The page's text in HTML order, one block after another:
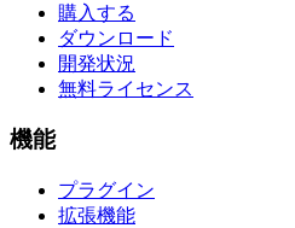
購入する
ダウンロード
開発状況
無料ライセンス
機能
プラグイン
拡張機能